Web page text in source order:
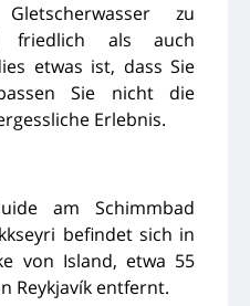
zu
friedlich als auch
etwas ist, dass Sie
Sie nicht die
Erlebnis.
am Schimmbad
befindet sich in
von Island, etwa 55
Reykjavík entfernt.